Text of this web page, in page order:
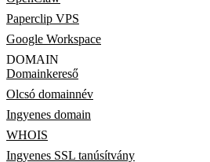
Paperclip VPS
Google Workspace
DOMAIN
Domainkereső
Olcsó domainnév
Ingyenes domain
WHOIS
Ingyenes SSL tanúsítvány